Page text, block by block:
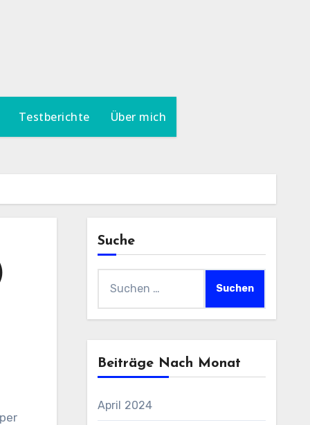
Testberichte Über mich
Suche
nach:
Beiträge Nach Monat
April 2024